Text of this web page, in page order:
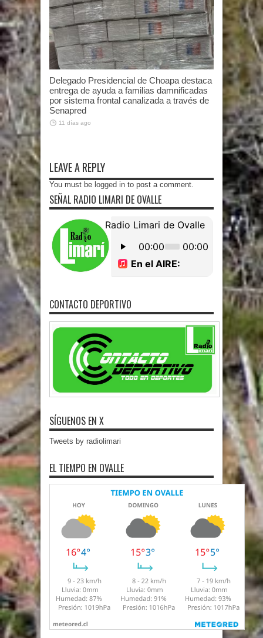
Delegado Presidencial de Choapa destaca
entrega de ayuda a familias damnificadas
por sistema frontal canalizada a través de
Senapred
11 días ago
LEAVE A REPLY
You must be logged in to post a comment.
SEÑAL RADIO LIMARI DE OVALLE
CONTACTO DEPORTIVO
SÍGUENOS EN X
Tweets by radiolimari
EL TIEMPO EN OVALLE